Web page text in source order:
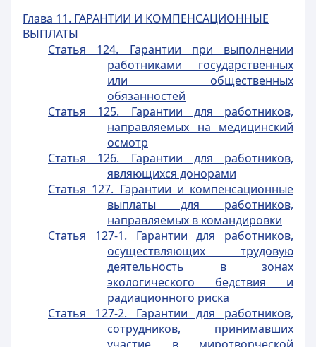
Глава 11. ГАРАНТИИ И КОМПЕНСАЦИОННЫЕ
ВЫПЛАТЫ
Статья 124. Гарантии при выполнении
работниками государственных
или общественных
обязанностей
Статья 125. Гарантии для работников,
направляемых на медицинский
осмотр
Статья 126. Гарантии для работников,
являющихся донорами
Статья 127. Гарантии и компенсационные
выплаты для работников,
направляемых в командировки
Статья 127-1. Гарантии для работников,
осуществляющих трудовую
деятельность в зонах
экологического бедствия и
радиационного риска
Статья 127-2. Гарантии для работников,
сотрудников, принимавших